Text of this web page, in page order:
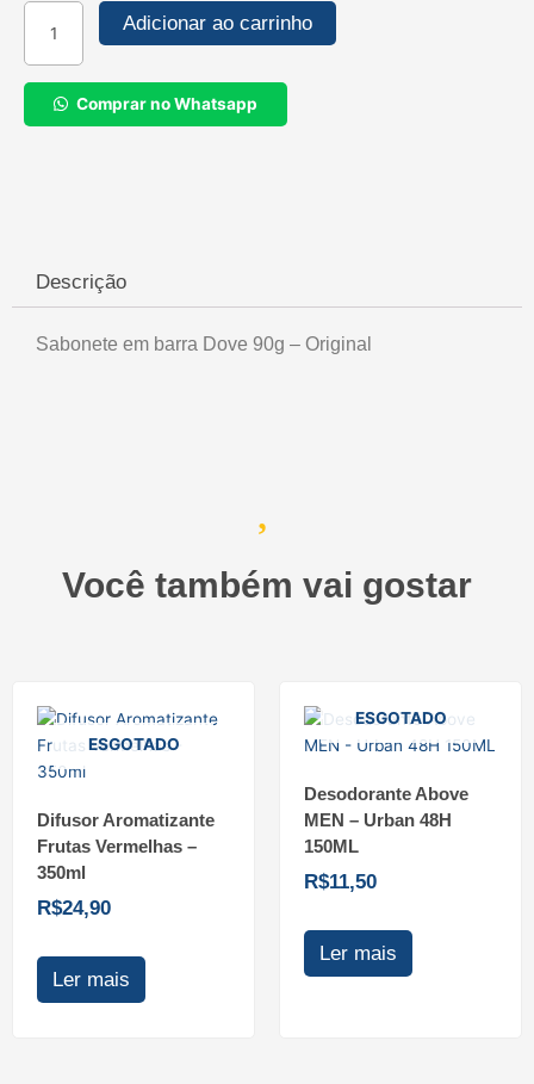
barra
Dove
90g
Adicionar ao carrinho
Comprar no Whatsapp
Descrição
Sabonete em barra Dove 90g – Original
Você também vai gostar
ESGOTADO
Difusor Aromatizante
Frutas Vermelhas –
350ml
R$24,90
Ler mais
ESGOTADO
Desodorante Above
MEN – Urban 48H
150ML
R$11,50
Ler mais